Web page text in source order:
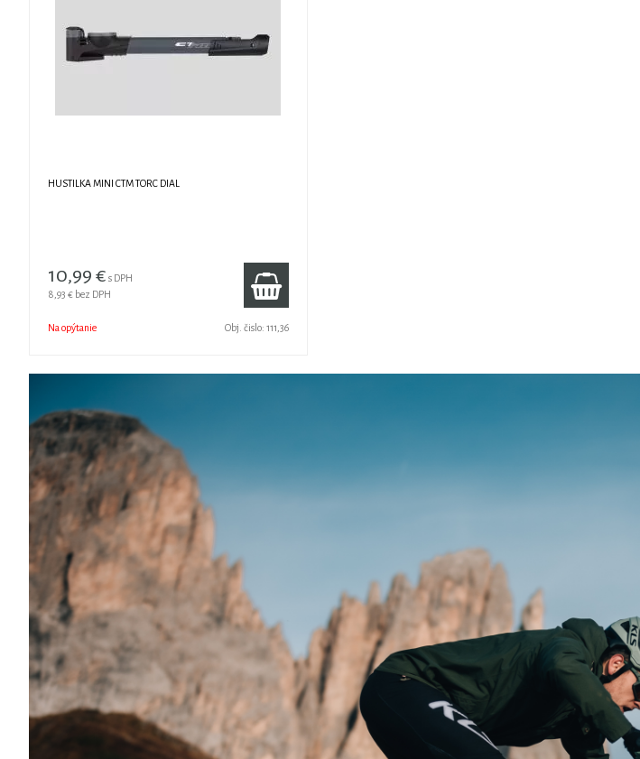
HUSTILKA MINI CTM TORC DIAL
10,99 € s DPH
8,93 € bez DPH
Na opýtanie Obj. čislo: 111,36